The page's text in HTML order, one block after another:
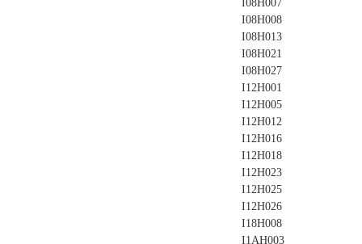
I08H007
I08H008
I08H013
I08H021
I08H027
I12H001
I12H005
I12H012
I12H016
I12H018
I12H023
I12H025
I12H026
I18H008
I1AH003